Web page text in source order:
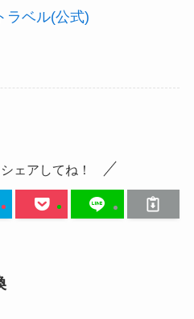
ラベル(公式)
ェアしてね！